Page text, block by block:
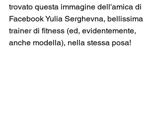
trovato questa immagine dell'amica di
Facebook Yulia Serghevna, bellissima
trainer di fitness (ed, evidentemente,
anche modella), nella stessa posa!